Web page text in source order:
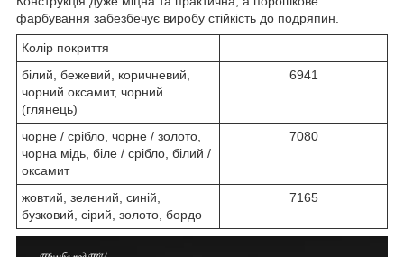
фарбування забезбечує виробу стійкість до подряпин.
Колір покриття
білий, бежевий, коричневий,
чорний оксамит, чорний
(глянець)
6941
чорне / срібло, чорне / золото,
чорна мідь, біле / срібло, білий /
оксамит
7080
жовтий, зелений, синій,
бузковий, сірий, золото, бордо
7165